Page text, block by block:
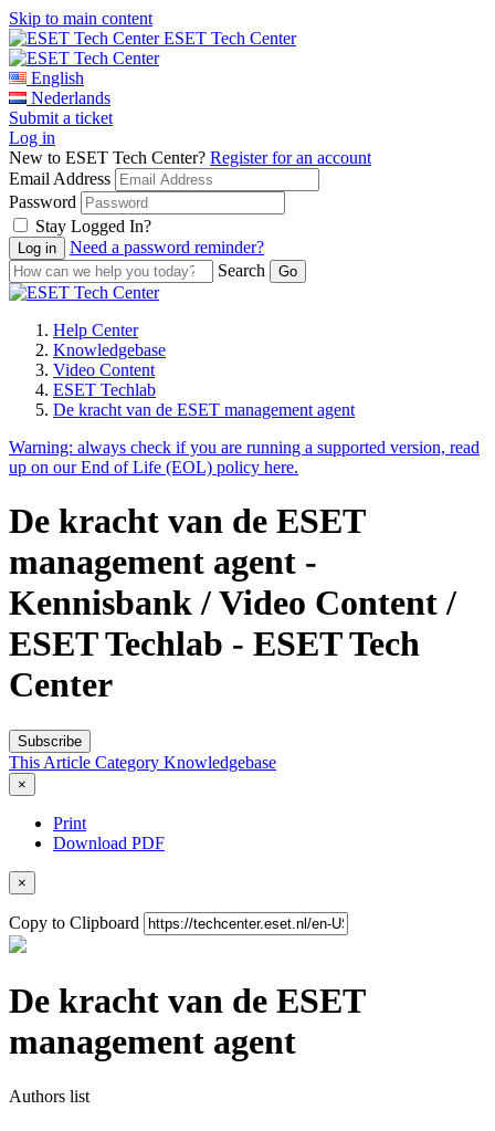
Skip to main content
ESET Tech Center
English
Nederlands
Submit a ticket
Log in
New to ESET Tech Center? Register for an account
Email Address
Password
Stay Logged In?
Need a password reminder?
Search
Help Center
Knowledgebase
Video Content
ESET Techlab
De kracht van de ESET management agent
Warning: always check if you are running a supported version, read
up on our End of Life (EOL) policy here.
De kracht van de ESET
management agent -
Kennisbank / Video Content /
ESET Techlab - ESET Tech
Center
Subscribe
This Article Category Knowledgebase
×
Print
Download PDF
×
Copy to Clipboard
De kracht van de ESET
management agent
Authors list